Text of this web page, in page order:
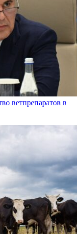
ветпрепаратов в